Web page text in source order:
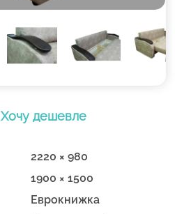
Хочу дешевле
2220 × 980
1900 × 1500
Еврокнижка